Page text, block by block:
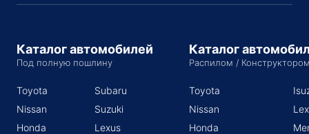
Каталог автомобилей
Под полную пошлину
Toyota
Nissan
Honda
Subaru
Suzuki
Lexus
Каталог
Распилом /
Toyota
Nissan
Honda